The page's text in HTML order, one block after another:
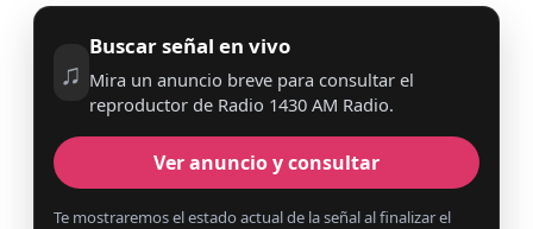
♫
Buscar señal en vivo
Mira un anuncio breve para consultar el
reproductor de Radio 1430 AM Radio.
Ver anuncio y consultar
Te mostraremos el estado actual de la señal al finalizar el